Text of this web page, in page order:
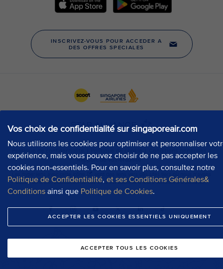
Vos choix de confidentialité sur singaporeair.com
Nous utilisons les cookies pour optimiser et personnaliser
expérience, mais vous pouvez choisir de ne pas accepter les
cookies non-essentiels. Pour en savoir plus, consultez notre
Politique de Confidentialité, et ses Conditions Générales&
Conditions ainsi que Politique de Cookies.
ACCEPTER LES COOKIES ESSENTIELS UNIQUEMENT
ACCEPTER TOUS LES COOKIES